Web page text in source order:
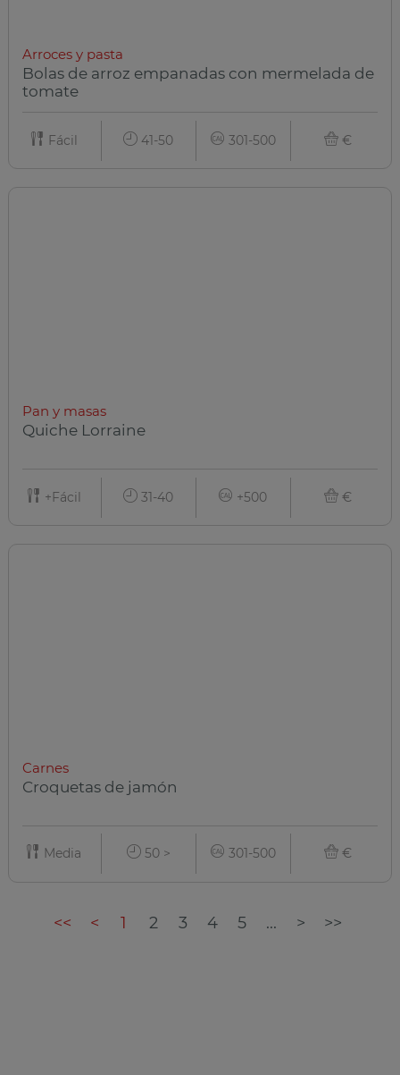
Arroces y pasta
Bolas de arroz empanadas con mermelada de
tomate
Fácil 41-50 301-500 €
Pan y masas
Quiche Lorraine
+Fácil 31-40 +500 €
Carnes
Croquetas de jamón
Media 50 > 301-500 €
<< < 1 2 3 4 5 ... > >>